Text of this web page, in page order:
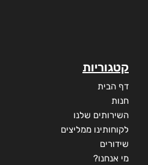
קטגוריות
דף הבית
חנות
השירותים שלנו
לקוחותינו ממליצים
שידורים
מי אנחנו?